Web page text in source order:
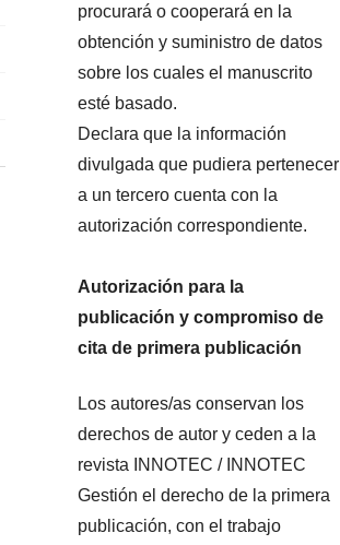
procurará o cooperará en la
obtención y suministro de datos
sobre los cuales el manuscrito
esté basado.
Declara que la información
divulgada que pudiera pertenecer
a un tercero cuenta con la
autorización correspondiente.
Autorización para la
publicación y compromiso de
cita de primera publicación
Los autores/as conservan los
derechos de autor y ceden a la
revista INNOTEC / INNOTEC
Gestión el derecho de la primera
publicación, con el trabajo